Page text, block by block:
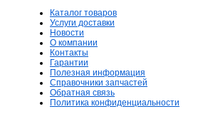
Каталог товаров
Услуги доставки
Новости
О компании
Контакты
Гарантии
Полезная информация
Справочники запчастей
Обратная связь
Политика конфиденциальности